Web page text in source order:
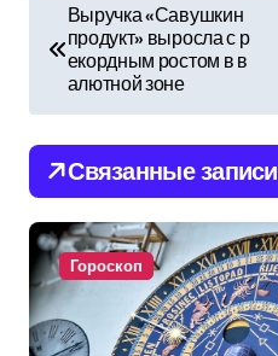
в
и
г
а
ц
Выручка «Савушкин
продукт» выросла с р
екордным ростом в в
алютной зоне
Связанные записи
Гороскоп